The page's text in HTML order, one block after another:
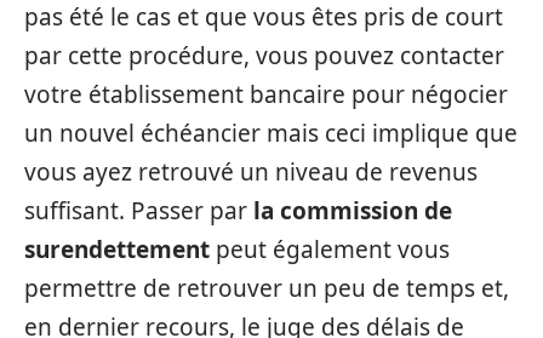
pas été le cas et que vous êtes pris de court
par cette procédure, vous pouvez contacter
votre établissement bancaire pour négocier
un nouvel échéancier mais ceci implique que
vous ayez retrouvé un niveau de revenus
suffisant. Passer par la commission de
surendettement peut également vous
permettre de retrouver un peu de temps et,
en dernier recours, le juge des délais de